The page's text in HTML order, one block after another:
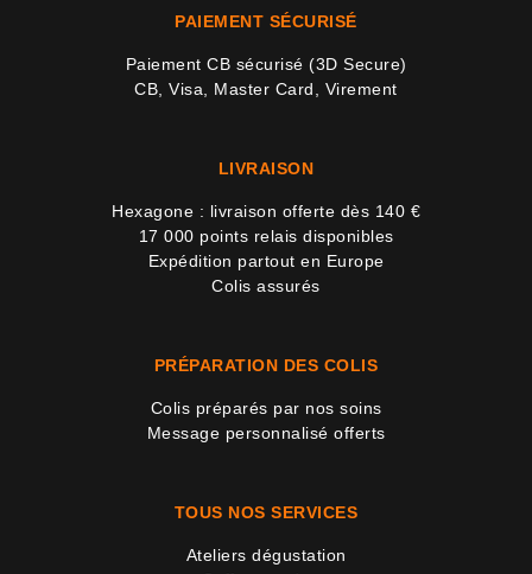
PAIEMENT SÉCURISÉ
Paiement CB sécurisé (3D Secure)
CB, Visa, Master Card, Virement
LIVRAISON
Hexagone : livraison offerte dès 140 €
17 000 points relais disponibles
Expédition partout en Europe
Colis assurés
PRÉPARATION DES COLIS
Colis préparés par nos soins
Message personnalisé offerts
TOUS NOS SERVICES
Ateliers dégustation